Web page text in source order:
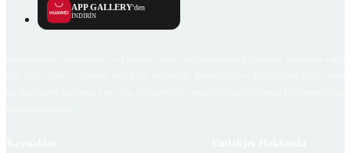
APP GALLERY'den
İNDİRİN